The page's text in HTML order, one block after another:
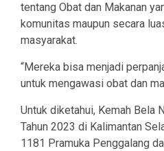
tentang Obat dan Makanan
komunitas maupun secara
masyarakat.
“Mereka bisa menjadi
untuk mengawasi obat dan
Untuk diketahui, Kemah Bela
Tahun 2023 di Kalimantan
1181 Pramuka Penggalang